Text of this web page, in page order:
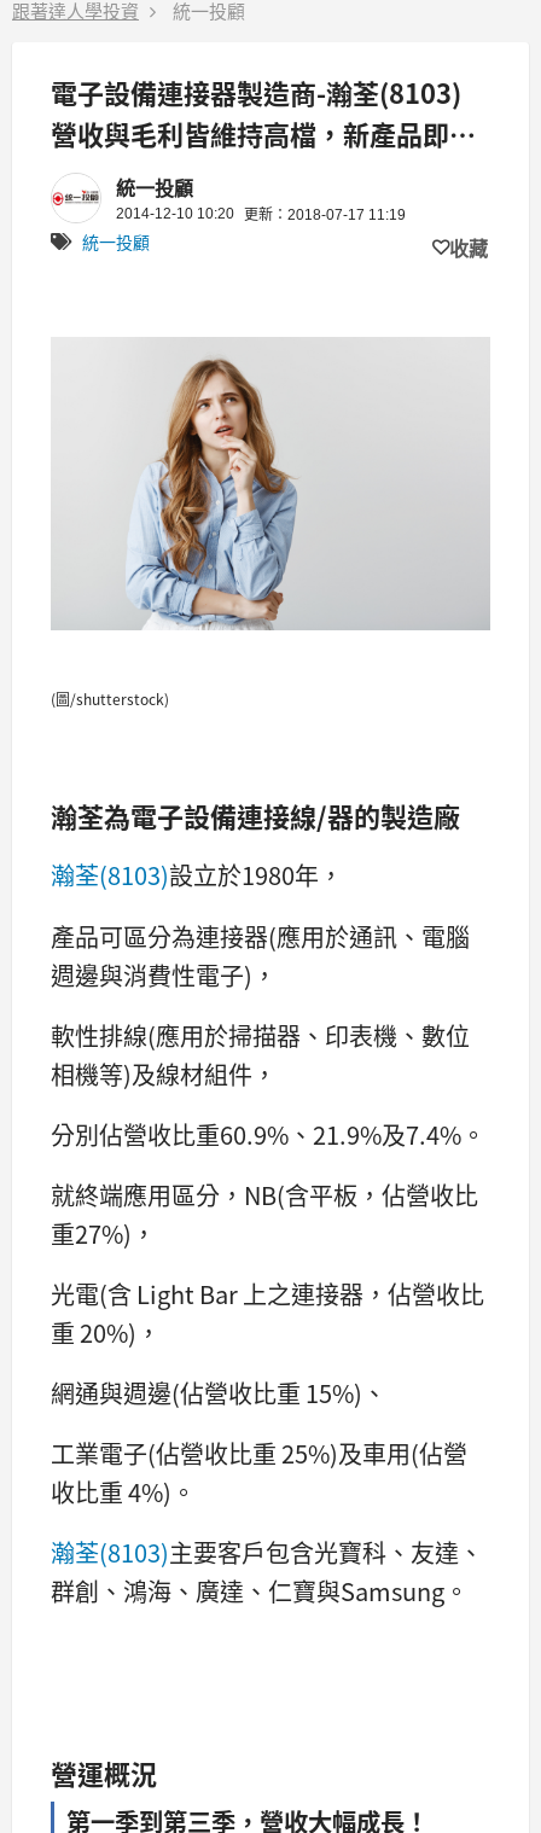
跟著達人學投資 統一投顧
電子設備連接器製造商-瀚荃(8103)
營收與毛利皆維持高檔，新產品即將
上市，挹注成長動能！
統一投顧
2014-12-10 10:20 更新：2018-07-17 11:19
統一投顧 收藏
(圖/shutterstock)
瀚荃為電子設備連接線/器的製造廠
瀚荃(8103)設立於1980年，
產品可區分為連接器(應用於通訊、電腦
週邊與消費性電子)，
軟性排線(應用於掃描器、印表機、數位
相機等)及線材組件，
分別佔營收比重60.9%、21.9%及7.4%。
就終端應用區分，NB(含平板，佔營收比
重27%)，
光電(含 Light Bar 上之連接器，佔營收比
重 20%)，
網通與週邊(佔營收比重 15%)、
工業電子(佔營收比重 25%)及車用(佔營
收比重 4%)。
瀚荃(8103)主要客戶包含光寶科、友達、
群創、鴻海、廣達、仁寶與Samsung。
營運概況
第一季到第三季，營收大幅成長！